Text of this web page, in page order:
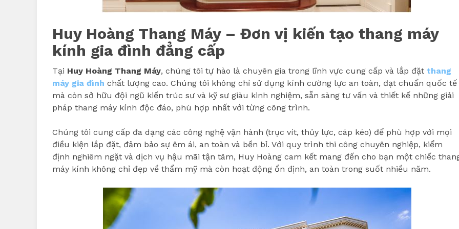
Huy Hoàng Thang Máy – Đơn vị kiến tạo thang máy
kính gia đình đẳng cấp
Tại Huy Hoàng Thang Máy, chúng tôi tự hào là chuyên gia trong lĩnh vực cung cấp và lắp đặt thang
máy gia đình chất lượng cao. Chúng tôi không chỉ sử dụng kính cường lực an toàn, đạt chuẩn quốc tế
mà còn sở hữu đội ngũ kiến trúc sư và kỹ sư giàu kinh nghiệm, sẵn sàng tư vấn và thiết kế những giải
pháp thang máy kính độc đáo, phù hợp nhất với từng công trình.
Chúng tôi cung cấp đa dạng các công nghệ vận hành (trục vít, thủy lực, cáp kéo) để phù hợp với mọi
điều kiện lắp đặt, đảm bảo sự êm ái, an toàn và bền bỉ. Với quy trình thi công chuyên nghiệp, kiểm
định nghiêm ngặt và dịch vụ hậu mãi tận tâm, Huy Hoàng cam kết mang đến cho bạn một chiếc
máy kính không chỉ đẹp về thẩm mỹ mà còn hoạt động ổn định, an toàn trong suốt nhiều năm.